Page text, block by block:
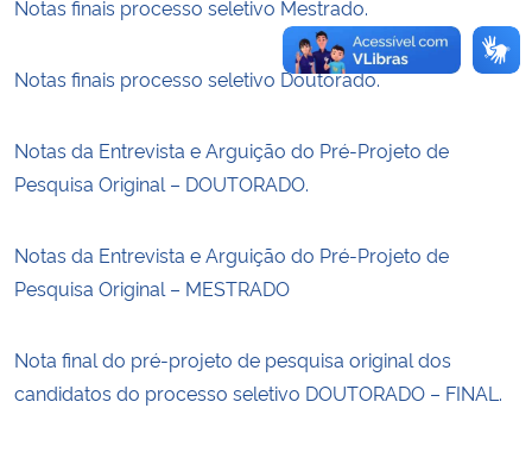
Notas finais processo seletivo Mestrado.
Notas finais processo seletivo Doutorado.
Notas da Entrevista e Arguição do Pré-Projeto de
Pesquisa Original – DOUTORADO.
Notas da Entrevista e Arguição do Pré-Projeto de
Pesquisa Original – MESTRADO
Nota final do pré-projeto de pesquisa original dos
candidatos do processo seletivo DOUTORADO – FINAL.